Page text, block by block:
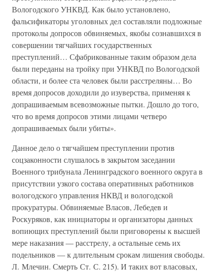
Вологодского УНКВД. Как было установлено,
фальсификаторы уголовных дел составляли подложные
протоколы допросов обвиняемых, якобы сознавшихся в
совершении тягчайших государственных
преступлений… Сфабрикованные таким образом дела
были переданы на тройку при УНКВД по Вологодской
области, и более ста человек были расстреляны… Во
время допросов доходили до изуверства, применяя к
допрашиваемым всевозможные пытки. Дошло до того,
что во время допросов этими лицами четверо
допрашиваемых были убиты».
Данное дело о тягчайшем преступлении против
соцзаконности слушалось в закрытом заседании
Военного трибунала Ленинградского военного округа в
присутствии узкого состава оперативных работников
вологодского управления НКВД и вологодской
прокуратуры. Обвиняемые Власов, Лебедев и
Роскуряков, как инициаторы и организаторы данных
вопиющих преступлений были приговорены к высшей
мере наказания — расстрелу, а остальные семь их
подельников — к длительным срокам лишения свободы.
Л. Млечин. Смерть Ст. С. 215). И таких вот власовых,